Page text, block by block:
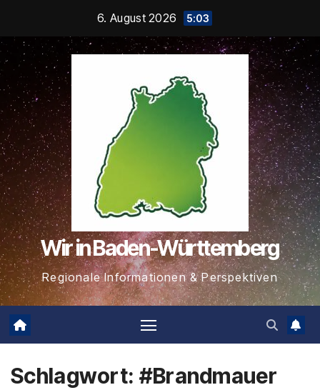
springen
6. August 2026 5:03
Wir in Baden-Württemberg
Regionale Informationen & Perspektiven
Schlagwort: #Brandmauer